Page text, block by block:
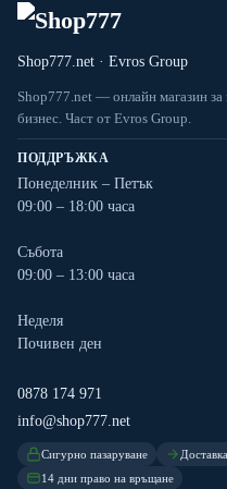
Shop777.net · Evros Group
Shop777.net — онлайн магазин за
бизнес. Част от Evros Group.
ПОДДРЪЖКА
Понеделник – Петък
09:00 – 18:00 часа
Събота
09:00 – 13:00 часа
Неделя
Почивен ден
0878 174 971
info@shop777.net
Сигурно пазаруване
14 дни право на връщане